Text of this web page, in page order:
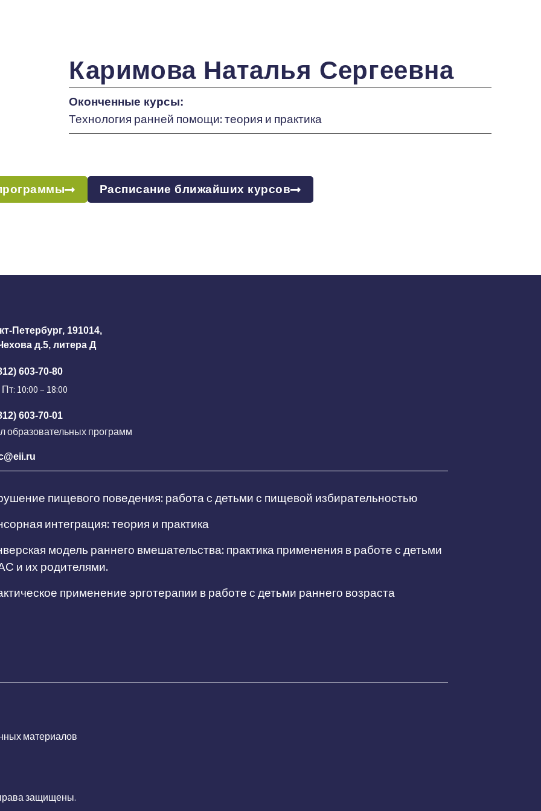
Каримова Наталья Сергеевна
Оконченные курсы:
Технология ранней помощи: теория и практика
Расписание ближайших курсов
Петербург, 191014,
д.5, литера Д
603-70-80
10:00 – 18:00
603-70-01
образовательных программ
пищевого поведения: работа с детьми с пищевой избирательностью
интеграция: теория и практика
модель раннего вмешательства: практика применения в работе с детьми
и их родителями.
применение эрготерапии в работе с детьми раннего возраста
материалов
защищены.